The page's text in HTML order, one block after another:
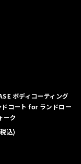
ボディコーティング
コート for ランドロー
ーク
込)